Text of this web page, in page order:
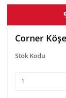
Corner
Stok Kodu